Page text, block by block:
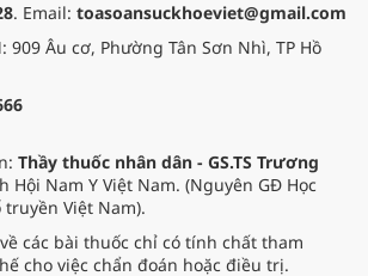
. Email: toasoansuckhoeviet@gmail.com
909 Âu cơ, Phường Tân Sơn Nhì, TP Hồ
Thầy thuốc nhân dân - GS.TS Trương
Hội Nam Y Việt Nam. (Nguyên GĐ Học
truyền Việt Nam).
các bài thuốc chỉ có tính chất tham
cho việc chẩn đoán hoặc điều trị.